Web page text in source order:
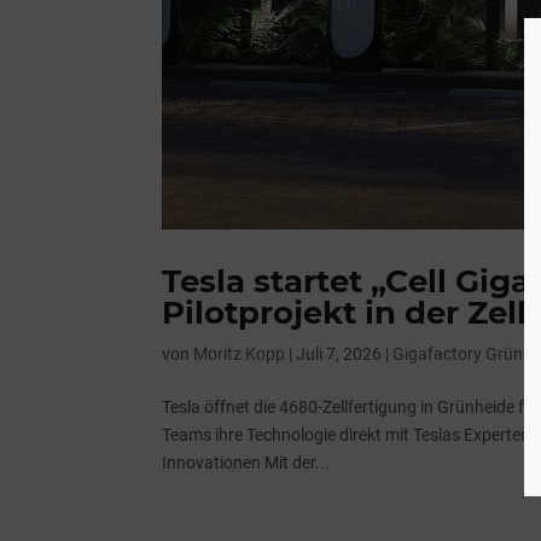
Tesla startet „Cell
Pilotprojekt in der
von Moritz Kopp |Juli 7, 2026 | Gigafactory
Tesla öffnet die 4680-Zellfertigung in Grünheide
Teams ihre Technologie direkt mit Teslas
Innovationen Mit der...